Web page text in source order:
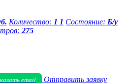
Количество: 1 1 Состояние: Б/у
275
email
Отправить заявку